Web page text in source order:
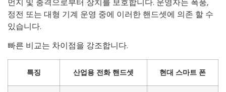
정전 또는 대형 기계 운영 중에 이러한 핸드셋에 의존 할 수
있습니다.
빠른 비교는 차이점을 강조합니다.
특징 산업용 전화 핸드셋 현대 스마트 폰